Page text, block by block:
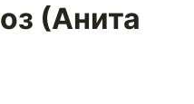
(Анита